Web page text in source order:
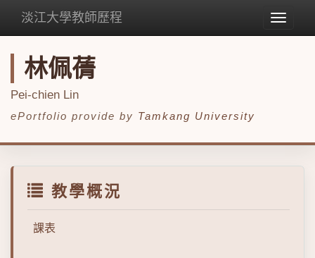
Toggle
淡江大學教師歷程
林佩蒨
Pei-chien Lin
ePortfolio provide by Tamkang University
教學概況
課表